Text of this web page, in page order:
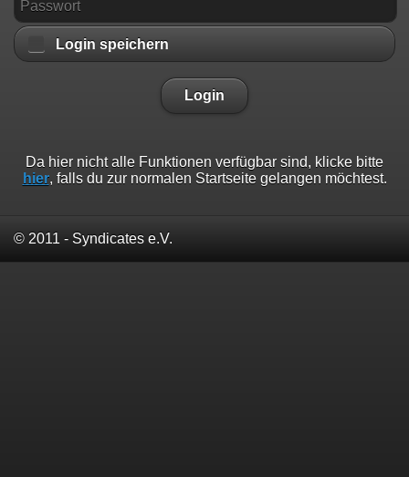
Login speichern
Login
Da hier nicht alle Funktionen verfügbar sind, klicke bitte
hier, falls du zur normalen Startseite gelangen möchtest.
© 2011 - Syndicates e.V.